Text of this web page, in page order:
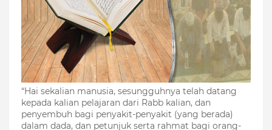
“Hai sekalian manusia, sesungguhnya telah datang
kepada kalian pelajaran dari Rabb kalian, dan
penyembuh bagi penyakit-penyakit (yang berada)
dalam dada, dan petunjuk serta rahmat bagi orang-